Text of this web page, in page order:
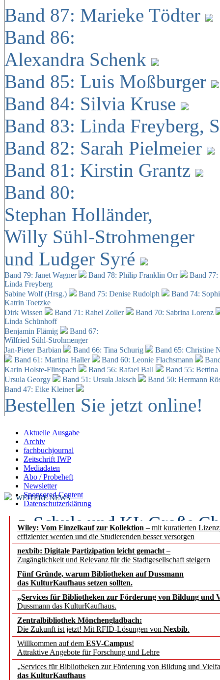
Band 87: Marieke Tödter
Band 86:
Alexandra Schenk
Band 85: Luis Moßburger
Band 84: Silvia Kruse
Band 83: Linda Freyberg,
Band 82: Sarah Pielmeier
Band 81: Kirstin Grantz
Band 80:
Stephan Holländer,
Willy Sühl-Strohmenger
und Ludger Syré
Band 79: Janet Wagner Band 78: Philip Franklin Orr
Band
Linda Freyberg
Sabine Wolf (Hrsg.)
Band 75: Denise Rudolph
Band 74:
Katrin Toetzke
Dirk Wissen
Band 71: Rahel Zoller
Band 70: Sabrina Lorenz
Linda Schünhoff
Benjamin Flämig
Band 67:
Wilfried Sühl-Strohmenger
Jan-Pieter Barbian
Band 66: Tina Schurig
Band 65: Christine
Band 61: Martina Haller
Band 60: Leonie Flachsmann
Karin Holste-Flinspach
Band 56: Rafael Ball
Band 55:
Ursula Georgy
Band 51: Ursula Jaksch Band 50: Hermann
Band 47: Eike Kleiner
Bestellen Sie jetzt online!
Aktuelle Ausgabe
Archiv
fachbuchjournal
Zeitschrift IWP
Mediadaten
Abo / Probeheft
Newsletter
Sponsored Content
Datenschutzerklärung
Wiley: Vom Einzelkauf zur Kollektion – mit kuratierten
effizienter werden und die Studierenden besser versorgen
nexbib: Digitale Partizipation leicht gemacht –
Zugänglichkeit und Relevanz für die Stadtgesellschaft steigern
Fünf Gründe, warum Bibliotheken auf Dussmann
das KulturKaufhaus setzen sollten.
„Services für Bibliotheken zur Förderung von Bildung und
Dussmann das KulturKaufhaus.
Zentralbibliothek Mönchengladbach:
Die Zukunft ist jetzt! Mit RFID-Lösungen von Nexbib.
Willkommen auf dem ESV-Campus!
Attraktive Angebote für Forschung und Lehre
„Services für Bibliotheken zur Förderung von Bildung und
das KulturKaufhaus
WEITERE NEWS
Schule und KI: Große
Voraussetzungen
Erfolgreiches erstes
Segment Research –
angepasst
konstruktiv!